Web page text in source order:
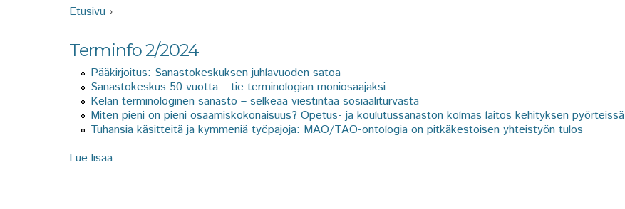
Etusivu ›
Terminfo 2/2024
Pääkirjoitus: Sanastokeskuksen juhlavuoden satoa
Sanastokeskus 50 vuotta – tie terminologian moniosaajaksi
Kelan terminologinen sanasto – selkeää viestintää sosiaaliturvasta
Miten pieni on pieni osaamiskokonaisuus? Opetus- ja koulutussanaston kolmas laitos kehityksen pyörteissä
Tuhansia käsitteitä ja kymmeniä työpajoja: MAO/TAO-ontologia on pitkäkestoisen yhteistyön tulos
Lue lisää